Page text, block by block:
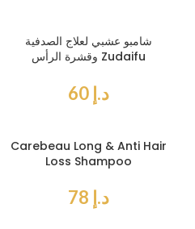
شامبو عشبي لعلاج الصدفية
وقشرة الرأس Zudaifu
د.إ
Carebeau Long & Anti Hair
Loss Shampoo
د.إ